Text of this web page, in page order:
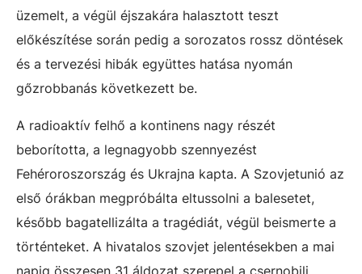
üzemelt, a végül éjszakára halasztott teszt
előkészítése során pedig a sorozatos rossz döntések
és a tervezési hibák együttes hatása nyomán
gőzrobbanás következett be.
A radioaktív felhő a kontinens nagy részét
beborította, a legnagyobb szennyezést
Fehéroroszország és Ukrajna kapta. A Szovjetunió az
első órákban megpróbálta eltussolni a balesetet,
később bagatellizálta a tragédiát, végül beismerte a
történteket. A hivatalos szovjet jelentésekben a mai
napig összesen 31 áldozat szerepel a csernobili